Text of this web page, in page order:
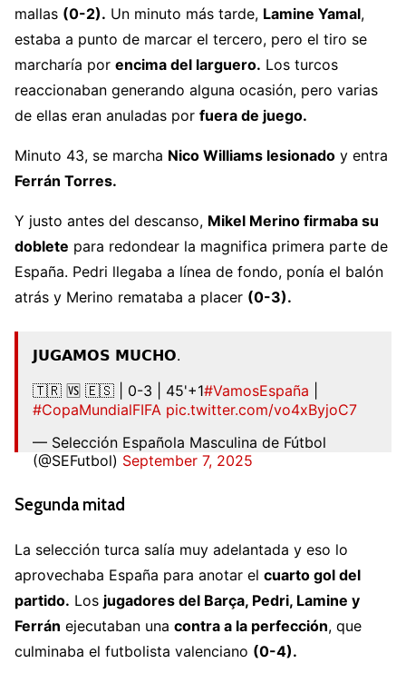
mallas (0-2). Un minuto más tarde, Lamine Yamal,
estaba a punto de marcar el tercero, pero el tiro se
marcharía por encima del larguero. Los turcos
reaccionaban generando alguna ocasión, pero varias
de ellas eran anuladas por fuera de juego.
Minuto 43, se marcha Nico Williams lesionado y entra
Ferrán Torres.
Y justo antes del descanso, Mikel Merino firmaba su
doblete para redondear la magnifica primera parte de
España. Pedri llegaba a línea de fondo, ponía el balón
atrás y Merino remataba a placer (0-3).
𝗝𝗨𝗚𝗔𝗠𝗢𝗦 𝗠𝗨𝗖𝗛𝗢.
🇹🇷 🆚 🇪🇸 | 0-3 | 45'+1#VamosEspaña
#CopaMundialFIFA pic.twitter.com/vo4xByjoC7
— Selección Española Masculina de Fútbol
(@SEFutbol) September 7, 2025
Segunda mitad
La selección turca salía muy adelantada y eso lo
aprovechaba España para anotar el cuarto gol del
partido. Los jugadores del Barça, Pedri, Lamine y
Ferrán ejecutaban una contra a la perfección, que
culminaba el futbolista valenciano (0-4).